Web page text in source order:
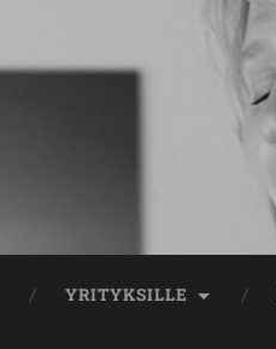
YRITYKSILLE